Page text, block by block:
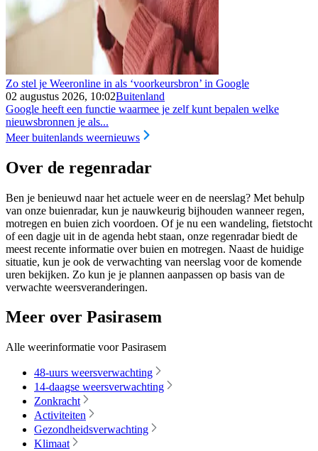
Zo stel je Weeronline in als ‘voorkeursbron’ in Google
02 augustus 2026, 10:02Buitenland
Google heeft een functie waarmee je zelf kunt bepalen welke
nieuwsbronnen je als...
Meer buitenlands weernieuws
Over de regenradar
Ben je benieuwd naar het actuele weer en de neerslag? Met behulp
van onze buienradar, kun je nauwkeurig bijhouden wanneer regen,
motregen en buien zich voordoen. Of je nu een wandeling, fietstocht
of een dagje uit in de agenda hebt staan, onze regenradar biedt de
meest recente informatie over buien en motregen. Naast de huidige
situatie, kun je ook de verwachting van neerslag voor de komende
uren bekijken. Zo kun je je plannen aanpassen op basis van de
verwachte weersveranderingen.
Meer over Pasirasem
Alle weerinformatie voor Pasirasem
48-uurs weersverwachting
14-daagse weersverwachting
Zonkracht
Activiteiten
Gezondheidsverwachting
Klimaat